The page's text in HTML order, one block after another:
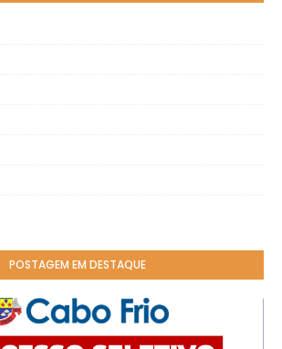
POSTAGEM EM DESTAQUE